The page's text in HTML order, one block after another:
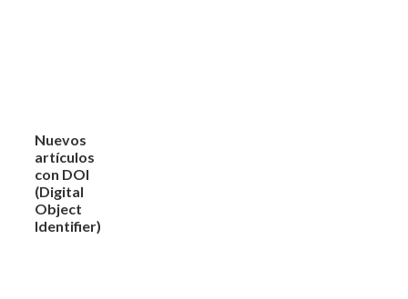
Nuevos
artículos
con DOI
(Digital
Object
Identifier)